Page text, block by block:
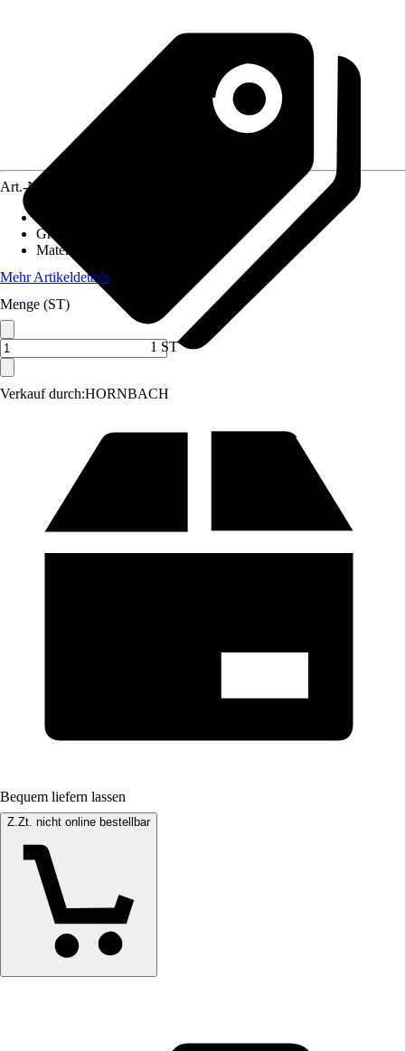
Verkauf durch:HORNBACH
Art.-Nr.
Grundfarbe
Material
Mehr Artikeldetails
Menge (ST)
1 ST
Bequem liefern lassen
Z.Zt. nicht online bestellbar